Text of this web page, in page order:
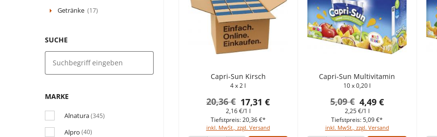
Getränke (17)
SUCHE
MARKE
Alnatura(345)
Alpro (40)
Capri-Sun Kirsch
4 x 2 l
17,31 €
20,36 €
2,16 €/1 l
inkl. MwSt., zzgl. Versand
Tiefstpreis: 20,36 €*
Capri-Sun Multivitamin
10 x 0,20 l
4,49 €
5,09 €
2,25 €/1 l
inkl. MwSt., zzgl. Versand
Tiefstpreis: 5,09 €*